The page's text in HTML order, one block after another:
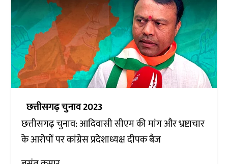
छत्तीसगढ़ चुनाव 2023
छत्तीसगढ़ चुनाव: आदिवासी सीएम की मांग और भ्रष्टाचार
के आरोपों पर कांग्रेस प्रदेशाध्यक्ष दीपक बैज